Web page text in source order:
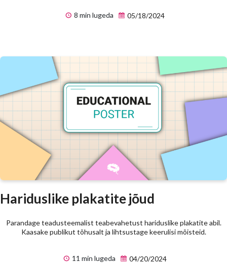
8 min lugeda 05/18/2024
Hariduslike plakatite jõud
Parandage teadusteemalist teabevahetust hariduslike plakatite abil.
Kaasake publikut tõhusalt ja lihtsustage keerulisi mõisteid.
11 min lugeda 04/20/2024